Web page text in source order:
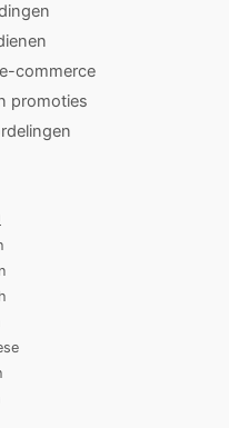
commerce
promoties